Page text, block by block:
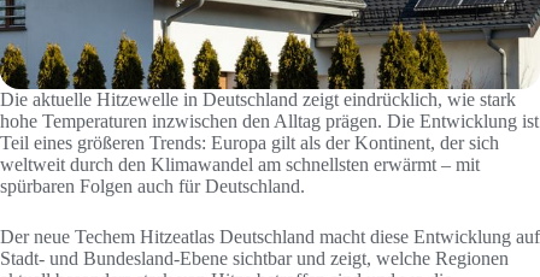
Die aktuelle Hitzewelle in Deutschland zeigt eindrücklich, wie stark
hohe Temperaturen inzwischen den Alltag prägen. Die Entwicklung ist
Teil eines größeren Trends: Europa gilt als der Kontinent, der sich
weltweit durch den Klimawandel am schnellsten erwärmt – mit
spürbaren Folgen auch für Deutschland.
Der neue Techem Hitzeatlas Deutschland macht diese Entwicklung auf
Stadt- und Bundesland-Ebene sichtbar und zeigt, welche Regionen